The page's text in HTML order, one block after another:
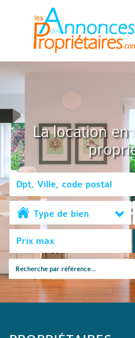
La location
Type de bien